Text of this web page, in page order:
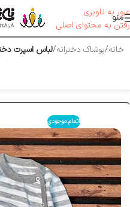
عبور به ناوبری
رفتن به محتوای اصلی
منو
خانه پوشاک دخترانه لباس اسپرت
اتمام موجودی